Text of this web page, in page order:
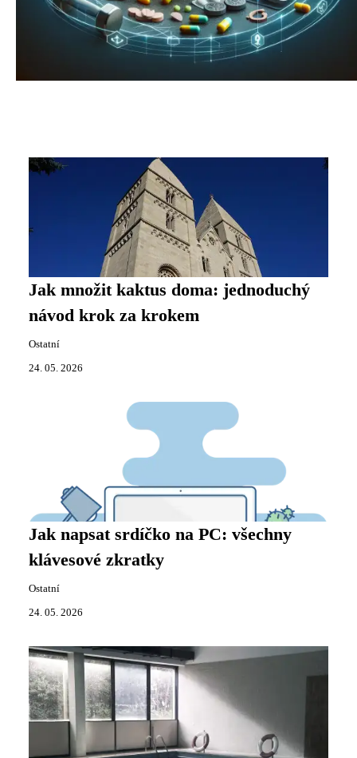
Jak množit kaktus doma: jednoduchý
návod krok za krokem
Ostatní
24. 05. 2026
Jak napsat srdíčko na PC: všechny
klávesové zkratky
Ostatní
24. 05. 2026